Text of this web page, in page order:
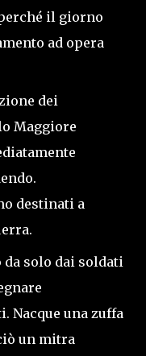
perché il giorno
ad opera
dei
Maggiore
destinati a
solo dai soldati
Nacque una zuffa
un mitra